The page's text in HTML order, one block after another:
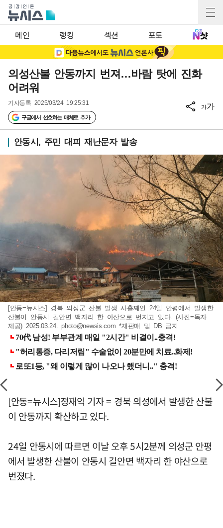
메인 랭킹 섹션 포토
의성산불 안동까지 번져…바람 탓에 진화
어려워
기사등록 2025/03/24 19:25:31
구글에서 선호하는 매체로 추가
가가
안동시, 주민 대피 재난문자 발송
[안동=뉴시스] 경북 의성군 산불 발생 사흘째인 24일 안평에서 발생한
산불이 안동시 길안면 백자리 한 야산으로 번지고 있다. (사진=독자
제공) 2025.03.24.photo@newsis.com *재판매 및 DB 금지
[안동=뉴시스]정재익 기자 = 경북 의성에서 발생한 산불
이 안동까지 확산하고 있다.
24일 안동시에 따르면 이날 오후 5시2분께 의성군 안평
에서 발생한 산불이 안동시 길안면 백자리 한 야산으로
번졌다.